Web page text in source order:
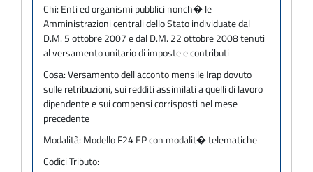
Chi: Enti ed organismi pubblici nonch� le
Amministrazioni centrali dello Stato individuate dal
D.M. 5 ottobre 2007 e dal D.M. 22 ottobre 2008 tenuti
al versamento unitario di imposte e contributi
Cosa:Versamento dell'acconto mensile Irap dovuto
sulle retribuzioni, sui redditi assimilati a quelli di lavoro
dipendente e sui compensi corrisposti nel mese
precedente
Modalità: Modello F24 EP con modalit� telematiche
Codici Tributo: